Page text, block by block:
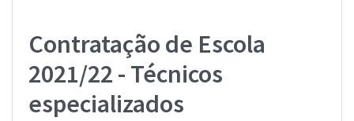
Contratação de Escola
2021/22 - Técnicos
especializados